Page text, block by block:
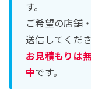
す。
ご希望の店舗
送信してくださ
お見積もりは
中です。